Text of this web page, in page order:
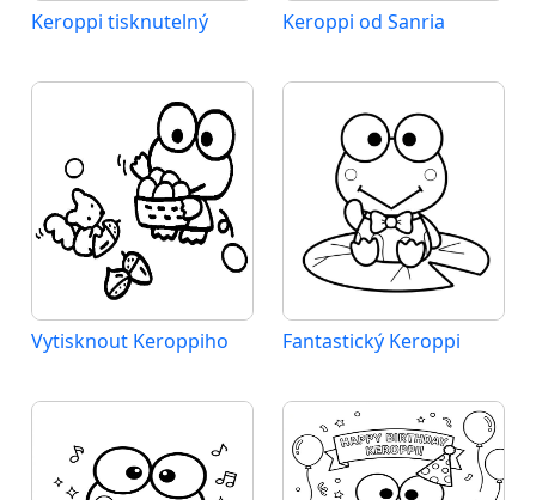
Keroppi tisknutelný Keroppi od Sanria
Vytisknout Keroppiho Fantastický Keroppi